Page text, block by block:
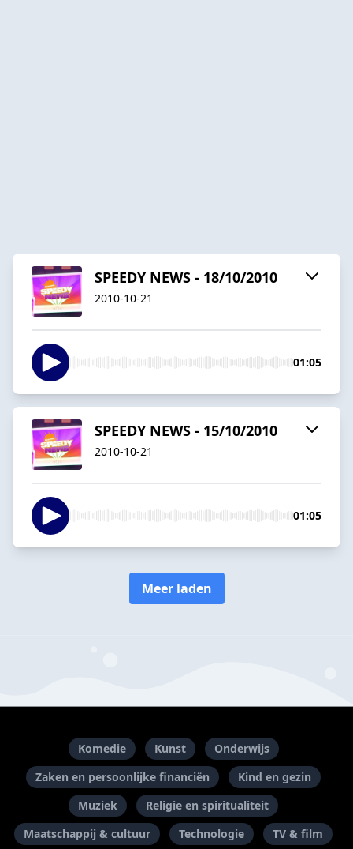
SPEEDY NEWS - 18/10/2010
2010-10-21
01:05
SPEEDY NEWS - 15/10/2010
2010-10-21
01:05
Meer laden
Komedie Kunst
Onderwijs
Zaken en persoonlijke financiën
Kind en gezin
Muziek
Religie en spiritualiteit
Maatschappij & cultuur
Technologie TV & film